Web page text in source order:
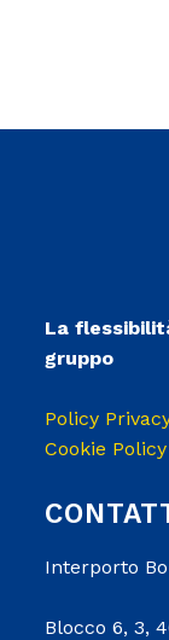
La
gruppo
Policy
Cookie Policy
Interporto
Blocco 6, 3,